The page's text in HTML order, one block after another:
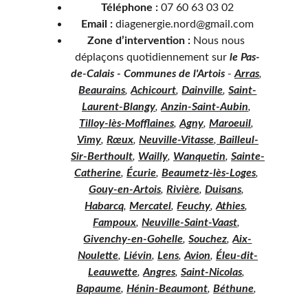
Téléphone : 07 60 63 03 02
Email : diagenergie.nord@gmail.com
Zone d’intervention : Nous nous
déplaçons quotidiennement sur le Pas-
de-Calais - Communes de l'Artois - Arras,
Beaurains, Achicourt, Dainville, Saint-
Laurent-Blangy, Anzin-Saint-Aubin,
Tilloy-lès-Mofflaines, Agny, Maroeuil,
Vimy, Rœux, Neuville-Vitasse, Bailleul-
Sir-Berthoult, Wailly, Wanquetin, Sainte-
Catherine, Écurie, Beaumetz-lès-Loges,
Gouy-en-Artois, Rivière, Duisans,
Habarcq, Mercatel, Feuchy, Athies,
Fampoux, Neuville-Saint-Vaast,
Givenchy-en-Gohelle, Souchez, Aix-
Noulette, Liévin, Lens, Avion, Éleu-dit-
Leauwette, Angres, Saint-Nicolas,
Bapaume, Hénin-Beaumont, Béthune,